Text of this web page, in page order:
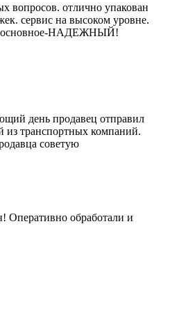
вопросов. отлично упакован
сервис на высоком уровне.
основное-НАДЕЖНЫЙ!
день продавец отправил
из транспортных компаний.
советую
Оперативно обработали и